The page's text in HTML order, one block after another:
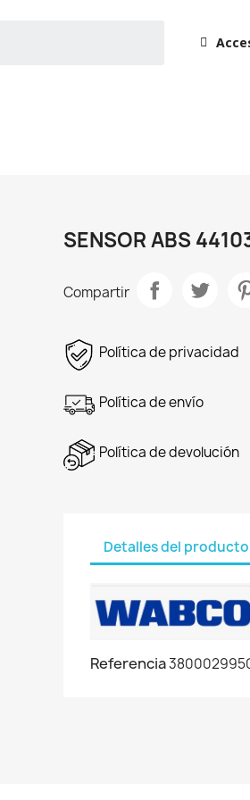
SENSOR ABS
Compartir
Política de privacidad
Política de envío
Política de devolución
Detalles del producto
Referencia